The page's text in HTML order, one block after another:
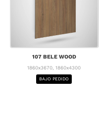
107 BELE WOOD
1860x3670, 1860x4300
BAJO PEDIDO